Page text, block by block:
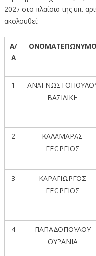
2027 στο πλαίσιο της υπ.
ακολουθεί:
Α/
Α
ΟΝΟΜΑΤΕΠΩΝΥΜΟ
1
ΒΑΣΙΛΙΚΗ
2
ΚΑΛΑΜΑΡΑΣ
ΓΕΩΡΓΙΟΣ
3
ΚΑΡΑΓΙΩΡΓΟΣ
ΓΕΩΡΓΙΟΣ
4
ΠΑΠΑΔΟΠΟΥΛΟΥ
ΟΥΡΑΝΙΑ